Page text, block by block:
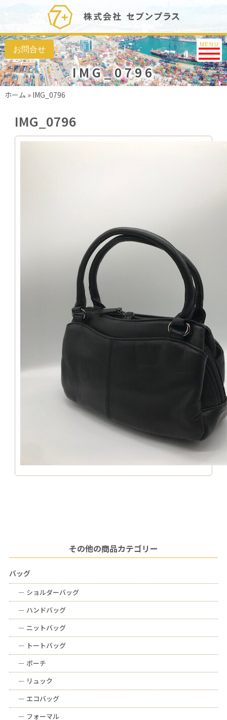
Toggle
MENU
IMG_0796
ホーム » IMG_0796
IMG_0796
その他の商品カテゴリー
バッグ
ー ショルダーバッグ
ー ハンドバッグ
ー ニットバッグ
ー トートバッグ
ー ポーチ
ー リュック
ー エコバッグ
ー フォーマル